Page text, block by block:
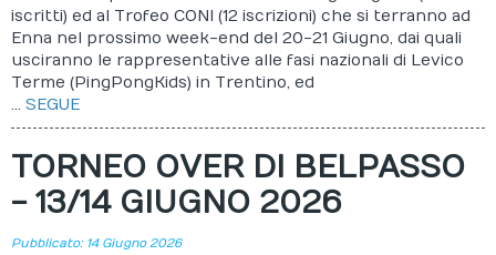
iscritti) ed al Trofeo CONI (12 iscrizioni) che si terranno ad
Enna nel prossimo week-end del 20-21 Giugno, dai quali
usciranno le rappresentative alle fasi nazionali di Levico
Terme (PingPongKids) in Trentino, ed
... SEGUE
TORNEO OVER DI BELPASSO
- 13/14 GIUGNO 2026
Pubblicato: 14 Giugno 2026